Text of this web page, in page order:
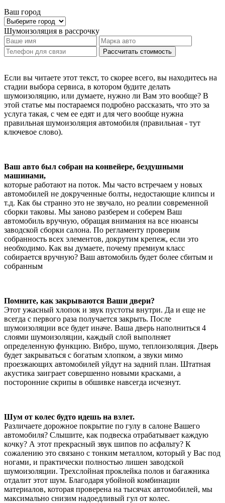
Ваш город
Шумоизоляция в рассрочку
Рассчитать стоимость
Если вы читаете этот текст, то скорее всего, вы находитесь на
стадии выбора сервиса, в котором будите делать
шумоизоляцию, или думаете, нужно ли Вам это вообще? В
этой статье мы постараемся подробно рассказать, что это за
услуга такая, с чем ее едят и для чего вообще нужна
правильная шумоизоляция автомобиля (правильная - тут
ключевое слово).
Ваш авто был собран на конвейере, бездушными
машинами,
которые работают на поток. Мы часто встречаем у новых
автомобилей не докрученные болты, недостающие клипсы и
т.д. Как бы странно это не звучало, но реалии современной
сборки таковы. Мы заново разберем и соберем Ваш
автомобиль вручную, обращая внимания на все нюансы
заводской сборки салона. По регламенту проверим
собранность всех элементов, докрутим крепеж, если это
необходимо. Как вы думаете, почему премиум класс
собирается вручную? Ваш автомобиль будет более сбитым и
собранным
Помните, как закрываются Ваши двери?
Этот ужасный хлопок и звук пустоты внутри. Да и еще не
всегда с первого раза получается закрыть. После
шумоизоляции все будет иначе. Ваша дверь наполниться 4
слоями шумоизоляции, каждый слой выполняет
определенную функцию. Вибро, шумо, теплоизоляция. Дверь
будет закрываться с богатым хлопком, а звуки мимо
проезжающих автомобилей уйдут на задний план. Штатная
акустика заиграет совершенно новыми красками, а
посторонние скрипы в обшивке навсегда исчезнут.
Шум от колес будто идешь на взлет.
Различаете дорожное покрытие по гулу в салоне Вашего
автомобиля? Слышите, как подвеска отрабатывает каждую
кочку? А этот прекрасный звук шипов по асфальту? К
сожалению это связано с тонким металлом, который у Вас под
ногами, и практически полностью лишен заводской
шумоизоляции. Трехслойная проклейка полов и багажника
отдалит этот шум. Благодаря убойной комбинации
материалов, которая проверена на тысячах автомобилей, мы
максимально снизим надоедливый гул от колес.